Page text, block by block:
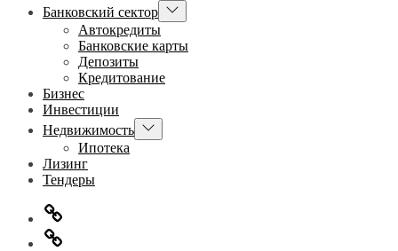
Банковский сектор Показывать
подменю
Автокредиты
Банковские карты
Депозиты
Кредитование
Бизнес
Инвестиции
Недвижимость Показывать
подменю
Ипотека
Лизинг
Тендеры
Главная
Информация